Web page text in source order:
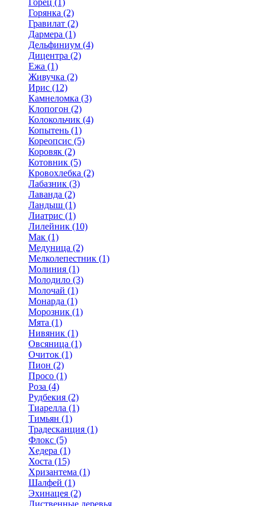
Горец (1)
Горянка (2)
Гравилат (2)
Дармера (1)
Дельфиниум (4)
Дицентра (2)
Ежа (1)
Живучка (2)
Ирис (12)
Камнеломка (3)
Клопогон (2)
Колокольчик (4)
Копытень (1)
Кореопсис (5)
Коровяк (2)
Котовник (5)
Кровохлебка (2)
Лабазник (3)
Лаванда (2)
Ландыш (1)
Лиатрис (1)
Лилейник (10)
Мак (1)
Медуница (2)
Мелколепестник (1)
Молиния (1)
Молодило (3)
Молочай (1)
Монарда (1)
Морозник (1)
Мята (1)
Нивяник (1)
Овсяница (1)
Очиток (1)
Пион (2)
Просо (1)
Роза (4)
Рудбекия (2)
Тиарелла (1)
Тимьян (1)
Традесканция (1)
Флокс (5)
Хедера (1)
Хоста (15)
Хризантема (1)
Шалфей (1)
Эхинацея (2)
Лиственные деревья